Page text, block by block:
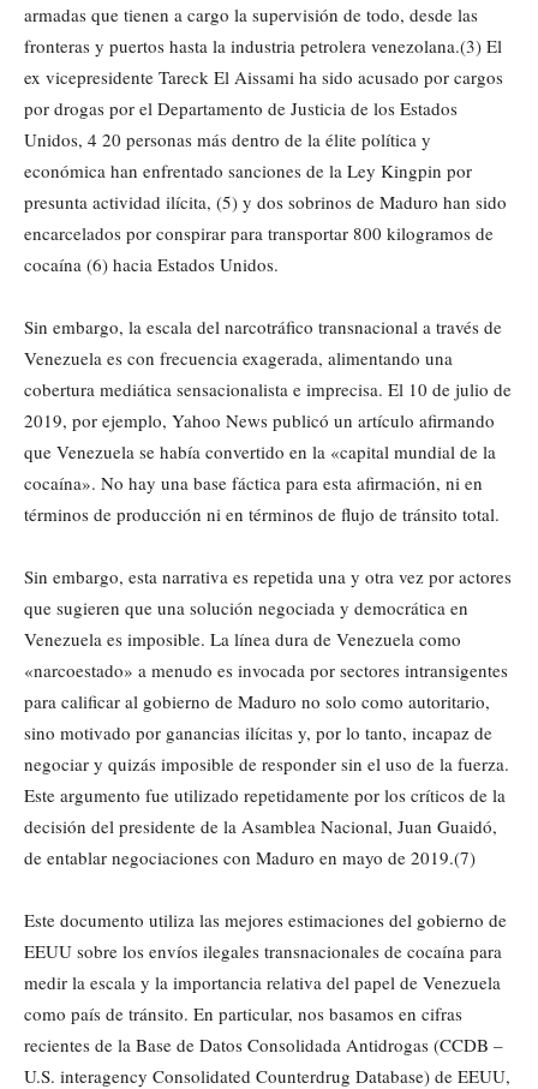
armadas que tienen a cargo la supervisión de todo, desde las
fronteras y puertos hasta la industria petrolera venezolana.(3) El
ex vicepresidente Tareck El Aissami ha sido acusado por cargos
por drogas por el Departamento de Justicia de los Estados
Unidos, 4 20 personas más dentro de la élite política y
económica han enfrentado sanciones de la Ley Kingpin por
presunta actividad ilícita, (5) y dos sobrinos de Maduro han sido
encarcelados por conspirar para transportar 800 kilogramos de
cocaína (6) hacia Estados Unidos.
Sin embargo, la escala del narcotráfico transnacional a través de
Venezuela es con frecuencia exagerada, alimentando una
cobertura mediática sensacionalista e imprecisa. El 10 de julio de
2019, por ejemplo, Yahoo News publicó un artículo afirmando
que Venezuela se había convertido en la «capital mundial de la
cocaína». No hay una base fáctica para esta afirmación, ni en
términos de producción ni en términos de flujo de tránsito total.
Sin embargo, esta narrativa es repetida una y otra vez por actores
que sugieren que una solución negociada y democrática en
Venezuela es imposible. La línea dura de Venezuela como
«narcoestado» a menudo es invocada por sectores intransigentes
para calificar al gobierno de Maduro no solo como autoritario,
sino motivado por ganancias ilícitas y, por lo tanto, incapaz de
negociar y quizás imposible de responder sin el uso de la fuerza.
Este argumento fue utilizado repetidamente por los críticos de la
decisión del presidente de la Asamblea Nacional, Juan Guaidó,
de entablar negociaciones con Maduro en mayo de 2019.(7)
Este documento utiliza las mejores estimaciones del gobierno de
EEUU sobre los envíos ilegales transnacionales de cocaína para
medir la escala y la importancia relativa del papel de Venezuela
como país de tránsito. En particular, nos basamos en cifras
recientes de la Base de Datos Consolidada Antidrogas (CCDB –
U.S. interagency Consolidated Counterdrug Database) de EEUU,